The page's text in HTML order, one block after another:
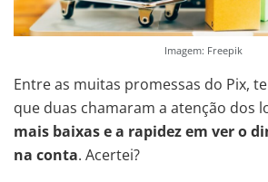
Imagem: Freepik
Entre as muitas promessas do Pix,
que duas chamaram a atenção dos
mais baixas e a rapidez em ver o
na conta. Acertei?